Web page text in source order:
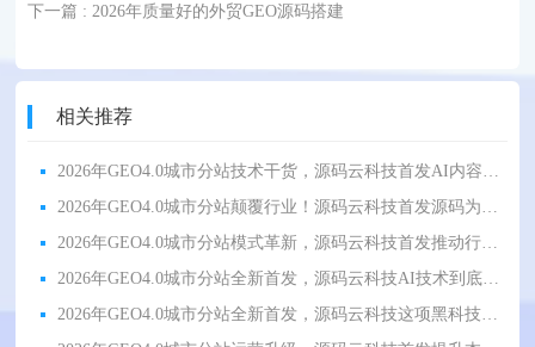
下一篇 : 2026年质量好的外贸GEO源码搭建
相关推荐